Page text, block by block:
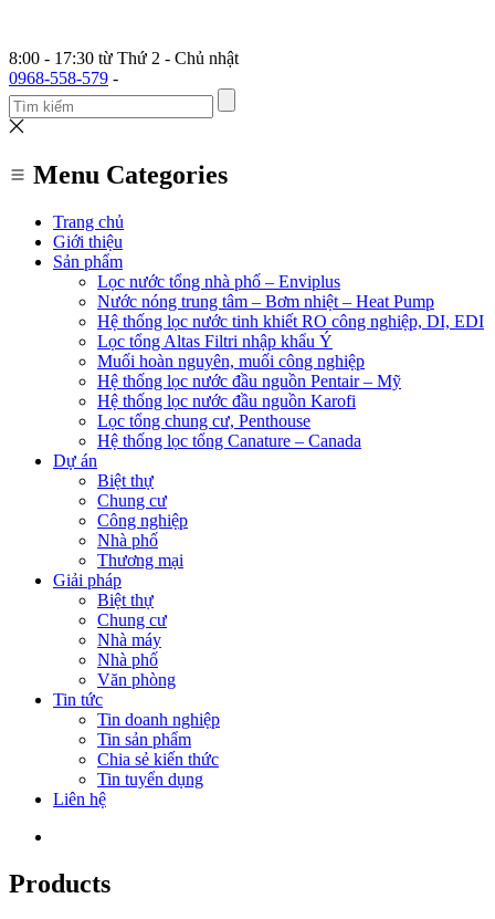
8:00 - 17:30 từ Thứ 2 - Chủ nhật
0968-558-579 -
Menu Categories
Trang chủ
Giới thiệu
Sản phẩm
Lọc nước tổng nhà phố – Enviplus
Nước nóng trung tâm – Bơm nhiệt – Heat Pump
Hệ thống lọc nước tinh khiết RO công nghiệp, DI, EDI
Lọc tổng Altas Filtri nhập khẩu Ý
Muối hoàn nguyên, muối công nghiệp
Hệ thống lọc nước đầu nguồn Pentair – Mỹ
Hệ thống lọc nước đầu nguồn Karofi
Lọc tổng chung cư, Penthouse
Hệ thống lọc tổng Canature – Canada
Dự án
Biệt thự
Chung cư
Công nghiệp
Nhà phố
Thương mại
Giải pháp
Biệt thự
Chung cư
Nhà máy
Nhà phố
Văn phòng
Tin tức
Tin doanh nghiệp
Tin sản phẩm
Chia sẻ kiến thức
Tin tuyển dụng
Liên hệ
Products